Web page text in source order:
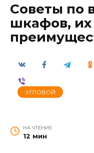
Советы по
шкафов,
УГЛОВОЙ
НА ЧТЕНИЕ
12 мин